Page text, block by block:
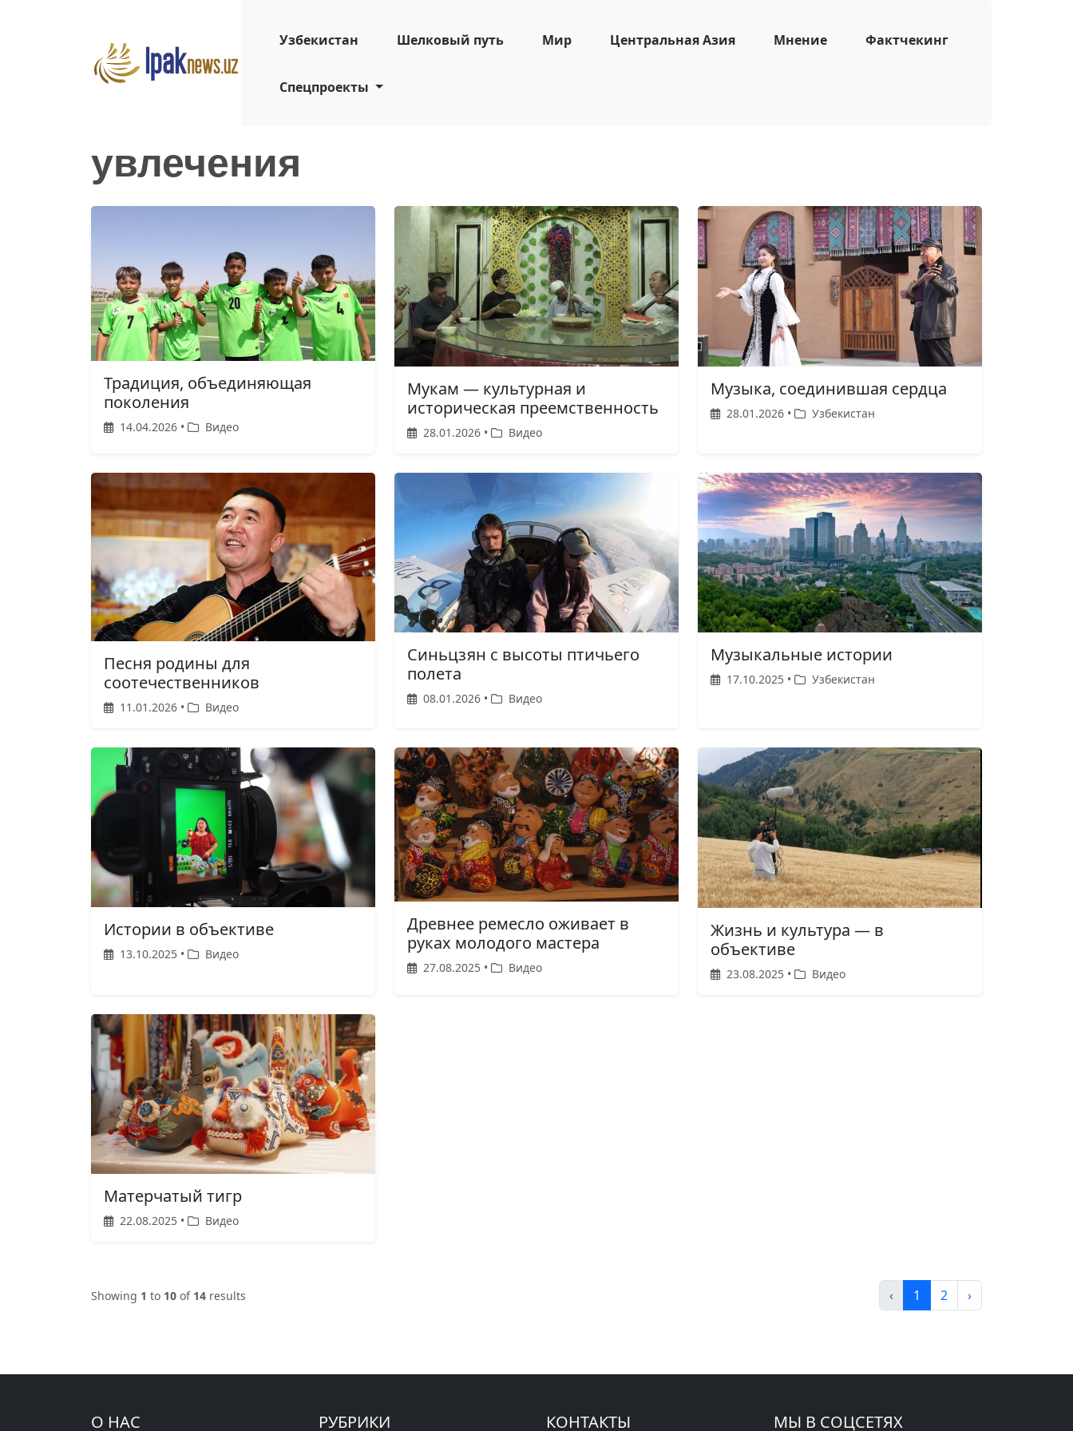
Узбекистан Шелковый путь Мир Центральная Азия Мнение Фактчекинг
Спецпроекты
увлечения
Традиция, объединяющая
поколения
14.04.2026 • Видео
Мукам — культурная и
историческая преемственность
28.01.2026 • Видео
Музыка, соединившая сердца
28.01.2026 • Узбекистан
Песня родины для
соотечественников
11.01.2026 • Видео
Синьцзян с высоты птичьего
полета
08.01.2026 • Видео
Музыкальные истории
17.10.2025 • Узбекистан
Истории в объективе
13.10.2025 • Видео
Древнее ремесло оживает в
руках молодого мастера
27.08.2025 • Видео
Жизнь и культура — в
объективе
23.08.2025 • Видео
Матерчатый тигр
22.08.2025 • Видео
Showing 1 to 10 of 14 results ‹ 1 2 ›
О НАС РУБРИКИ КОНТАКТЫ МЫ В СОЦСЕТЯХ